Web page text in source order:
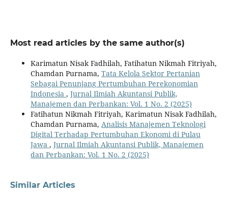
Most read articles by the same author(s)
Karimatun Nisak Fadhilah, Fatihatun Nikmah Fitriyah,
Chamdan Purnama, Tata Kelola Sektor Pertanian
Sebagai Penunjang Pertumbuhan Perekonomian
Indonesia , Jurnal Ilmiah Akuntansi Publik,
Manajemen dan Perbankan: Vol. 1 No. 2 (2025)
Fatihatun Nikmah Fitriyah, Karimatun Nisak Fadhilah,
Chamdan Purnama, Analisis Manajemen Teknologi
Digital Terhadap Pertumbuhan Ekonomi di Pulau
Jawa , Jurnal Ilmiah Akuntansi Publik, Manajemen
dan Perbankan: Vol. 1 No. 2 (2025)
Similar Articles